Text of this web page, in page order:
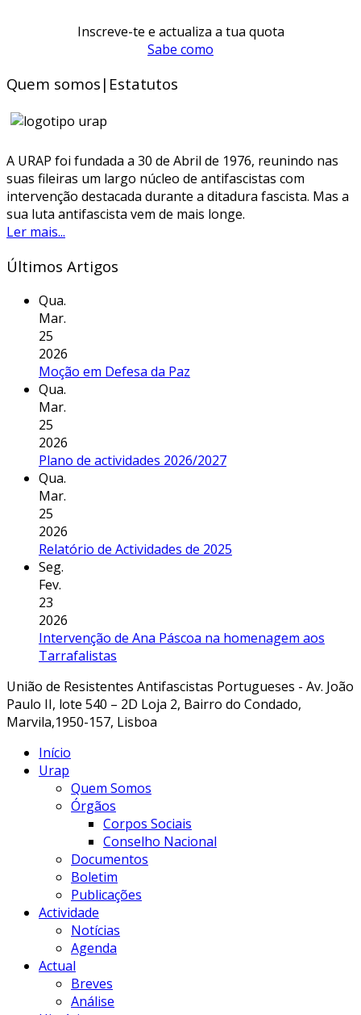
Inscreve-te e actualiza a tua quota
Sabe como
Quem somos|Estatutos
A URAP foi fundada a 30 de Abril de 1976, reunindo nas
suas fileiras um largo núcleo de antifascistas com
intervenção destacada durante a ditadura fascista. Mas a
sua luta antifascista vem de mais longe.
Ler mais...
Últimos Artigos
Qua.
Mar.
25
2026
Moção em Defesa da Paz
Qua.
Mar.
25
2026
Plano de actividades 2026/2027
Qua.
Mar.
25
2026
Relatório de Actividades de 2025
Seg.
Fev.
23
2026
Intervenção de Ana Páscoa na homenagem aos
Tarrafalistas
União de Resistentes Antifascistas Portugueses - Av. João
Paulo II, lote 540 – 2D Loja 2, Bairro do Condado,
Marvila,1950-157, Lisboa
Início
Urap
Quem Somos
Órgãos
Corpos Sociais
Conselho Nacional
Documentos
Boletim
Publicações
Actividade
Notícias
Agenda
Actual
Breves
Análise